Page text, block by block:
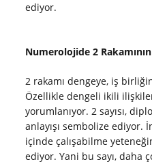
ediyor.
Numerolojide 2
2 rakamı dengeye, iş
Özellikle dengeli ikili
yorumlanıyor. 2 sayısı,
anlayışı sembolize ediyor.
içinde çalışabilme
ediyor. Yani bu sayı, daha